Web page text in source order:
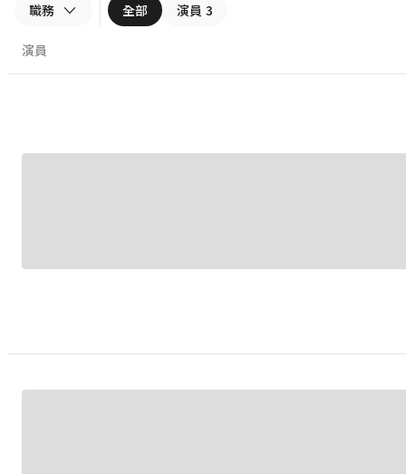
職務 全部 演員 3
演員